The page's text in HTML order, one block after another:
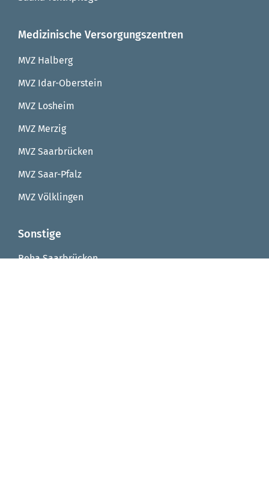
Medizinische Versorgungszentren
MVZ Halberg
MVZ Idar-Oberstein
MVZ Losheim
MVZ Merzig
MVZ Saarbrücken
MVZ Saar-Pfalz
MVZ Völklingen
Sonstige
Reha Saarbrücken